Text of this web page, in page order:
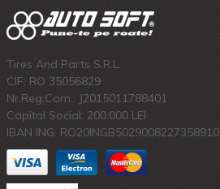
Tires And Parts S.R.L.
CIF: RO 35056829
Nr.Reg.Com.: J2015011788401
Capital Social: 200.000 LEI
IBAN ING: RO20INGB5029008227358910